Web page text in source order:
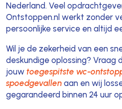
Nederland. Veel
Ontstoppen.nl werkt zonder
persoonlijke service en altijd
Wil je de zekerheid van een
deskundige oplossing? Vraag
jouw toegespitste wc-
spoedgevallenaan en wij
gegarandeerd binnen 24 uur